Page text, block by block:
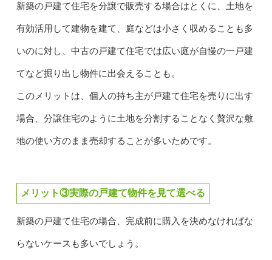
新築の戸建て住宅を分譲で販売する場合はとくに、土地を
有効活用して建物を建て、庭などは小さく収めることも多
いのに対し、中古の戸建て住宅では広い庭が自慢の一戸建
てなど掘り出し物件に出会えることも。
このメリットは、個人の持ち主が戸建て住宅を売りに出す
場合、分譲住宅のように土地を分割することなく贅沢な敷
地の使い方のまま売却することが多いためです。
メリット③実際の戸建て物件を見て選べる
新築の戸建て住宅の場合、完成前に購入を決めなければな
らないケースも多いでしょう。